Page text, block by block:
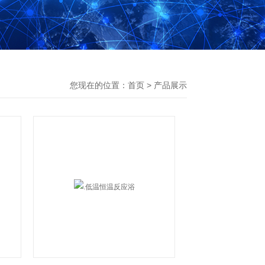
您现在的位置： 首页 > 产品展示